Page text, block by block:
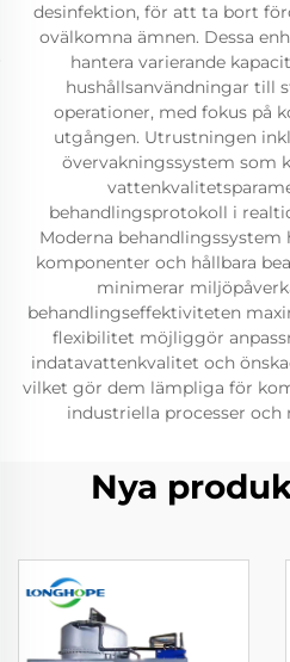
desinfektion, för att ta bort
ovälkomna ämnen. Dessa
hantera varierande
hushållsanvändningar till
operationer, med fokus på
utgången. Utrustningen
övervakningssystem som
behandlingsprotokoll i
Moderna behandlingssystem
komponenter och hållbara
minimerar
behandlingseffektiviteten
flexibilitet möjliggör
indatavattenkvalitet och
vilket gör dem lämpliga för
industriella processer
Nya